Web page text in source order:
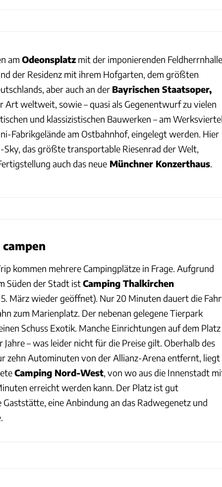
am Odeonsplatz mit der imponierenden
der Residenz mit ihrem Hofgarten, dem größten
aber auch an der Bayrischen Staatsoper,
Art weltweit, sowie – quasi als Gegenentwurf zu vielen
und klassizistischen Bauwerken – am
Fabrikgelände am Ostbahnhof, eingelegt werden. Hier
das größte transportable Riesenrad der Welt,
auch das neue Münchner Konzerthaus
kommen mehrere Campingplätze in Frage. Aufgrund
Süden der Stadt istCamping Thalkirchen
März wieder geöffnet). Nur 20 Minuten dauert die
zum Marienplatz. Der nebenan gelegene Tierpark
Schuss Exotik. Manche Einrichtungen auf dem Platz
Jahre – was leider nicht für die Preise gilt. Oberhalb des
zehn Autominuten von der Allianz-Arena entfernt, liegt
Camping Nord-West, von wo aus die Innenstadt
erreicht werden kann. Der Platz ist gut
eine Anbindung an das Radwegenetz und